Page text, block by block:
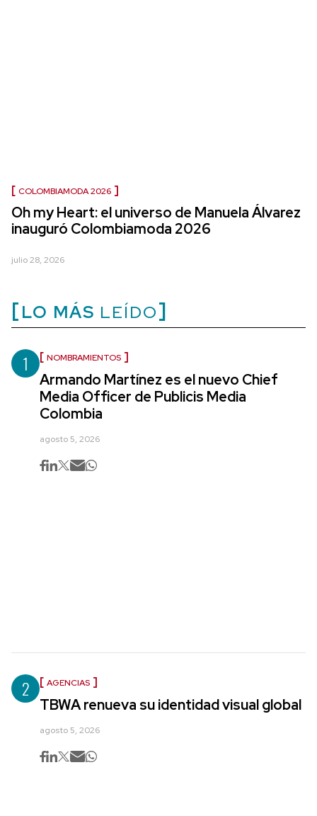
COLOMBIAMODA 2026
Oh my Heart: el universo de Manuela Álvarez
inauguró Colombiamoda 2026
julio 28, 2026
LO MÁS LEÍDO
1 NOMBRAMIENTOS
Armando Martínez es el nuevo Chief
Media Officer de Publicis Media
Colombia
agosto 5, 2026
2 AGENCIAS
TBWA renueva su identidad visual global
agosto 5, 2026